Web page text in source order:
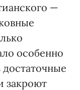
—
особенно
закроют